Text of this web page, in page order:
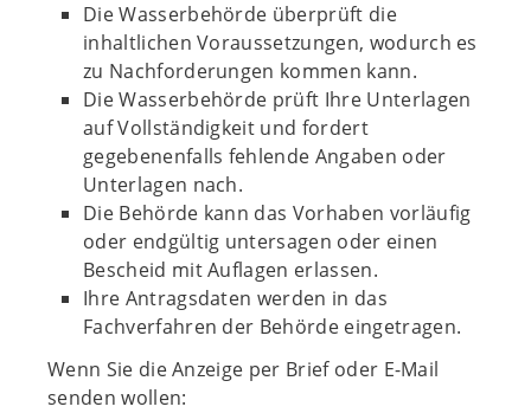
Die Wasserbehörde überprüft die
inhaltlichen Voraussetzungen, wodurch es
zu Nachforderungen kommen kann.
Die Wasserbehörde prüft Ihre Unterlagen
auf Vollständigkeit und fordert
gegebenenfalls fehlende Angaben oder
Unterlagen nach.
Die Behörde kann das Vorhaben vorläufig
oder endgültig untersagen oder einen
Bescheid mit Auflagen erlassen.
Ihre Antragsdaten werden in das
Fachverfahren der Behörde eingetragen.
Wenn Sie die Anzeige per Brief oder E-Mail
senden wollen: